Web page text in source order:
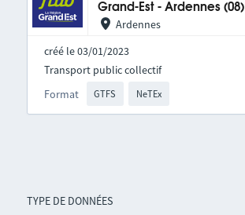
TYPE DE DONNÉES
Grand-Est - Ardennes (08)
Ardennes
créé le 03/01/2023
Format GTFS NeTEx
Transport public collectif